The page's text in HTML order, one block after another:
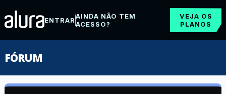
ENTRARAINDA NÃO TEM
ACESSO?
VEJA OS
PLANOS
FÓRUM